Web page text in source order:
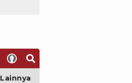
Lainnya